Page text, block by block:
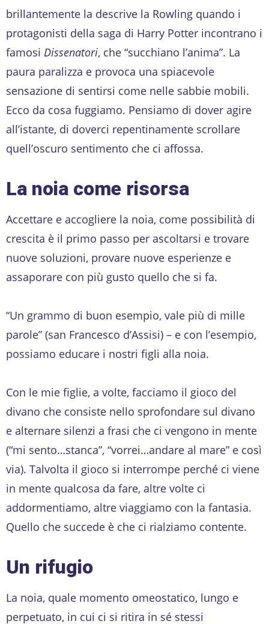
brillantemente la descrive la Rowling quando i
protagonisti della saga di Harry Potter incontrano i
famosi Dissenatori, che “succhiano l’anima”. La
paura paralizza e provoca una spiacevole
sensazione di sentirsi come nelle sabbie mobili.
Ecco da cosa fuggiamo. Pensiamo di dover agire
all’istante, di doverci repentinamente scrollare
quell’oscuro sentimento che ci affossa.
La noia come risorsa
Accettare e accogliere la noia, come possibilità di
crescita è il primo passo per ascoltarsi e trovare
nuove soluzioni, provare nuove esperienze e
assaporare con più gusto quello che si fa.
“Un grammo di buon esempio, vale più di mille
parole” (san Francesco d’Assisi) – e con l’esempio,
possiamo educare i nostri figli alla noia.
Con le mie figlie, a volte, facciamo il gioco del
divano che consiste nello sprofondare sul divano
e alternare silenzi a frasi che ci vengono in mente
(“mi sento…stanca”, “vorrei…andare al mare” e così
via). Talvolta il gioco si interrompe perché ci viene
in mente qualcosa da fare, altre volte ci
addormentiamo, altre viaggiamo con la fantasia.
Quello che succede è che ci rialziamo contente.
Un rifugio
La noia, quale momento omeostatico, lungo e
perpetuato, in cui ci si ritira in sé stessi